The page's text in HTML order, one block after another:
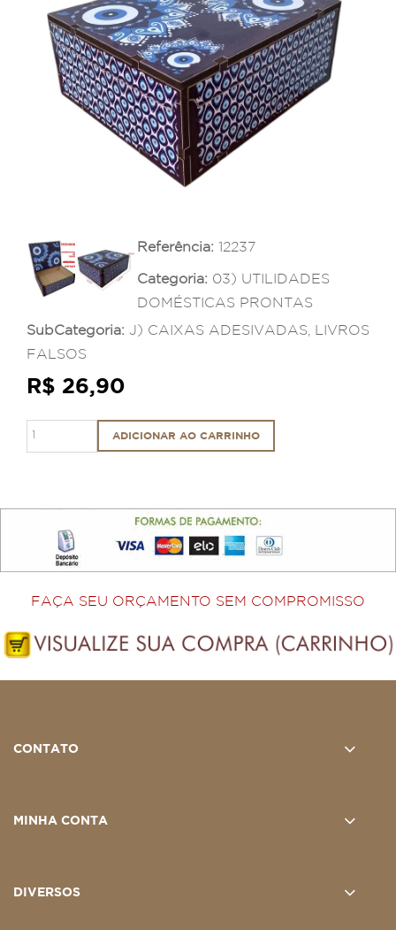
Referência: 12237
Categoria: 03) UTILIDADES
DOMÉSTICAS PRONTAS
SubCategoria: J) CAIXAS ADESIVADAS, LIVROS
FALSOS
R$ 26,90
ADICIONAR AO CARRINHO
FAÇA SEU ORÇAMENTO SEM COMPROMISSO
CONTATO
MINHA CONTA
DIVERSOS